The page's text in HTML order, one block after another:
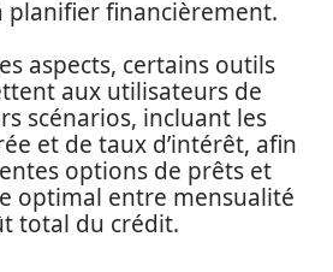
planifier financièrement.
aspects, certains outils
aux utilisateurs de
scénarios, incluant les
et de taux d’intérêt, afin
options de prêts et
optimal entre mensualité
total du crédit.